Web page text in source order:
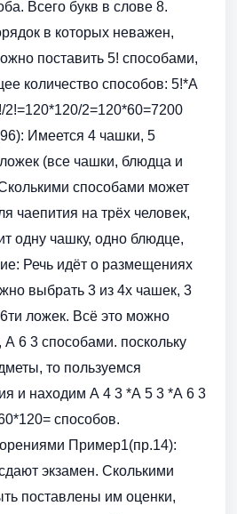
Всего букв в слове 8.
в которых неважен,
поставить 5! способами,
количество способов: 5!*А
2!=120*120/2=120*60=7200
Имеется 4 чашки, 5
(все чашки, блюдца и
способами может
чаепития на трёх человек,
одну чашку, одно блюдце,
Речь идёт о размещениях
выбрать 3 из 4х чашек, 3
ложек. Всё это можно
6 3 способами. поскольку
то пользуемся
и находим А 4 3 *А 5 3 *А 6 3
способов.
Пример1(пр.14):
экзамен. Сколькими
поставлены им оценки,